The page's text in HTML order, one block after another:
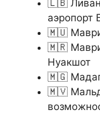
🇱🇧 Ливан
аэропорт
🇲🇺
🇲🇷
Нуакшот
🇲🇬
🇲🇻